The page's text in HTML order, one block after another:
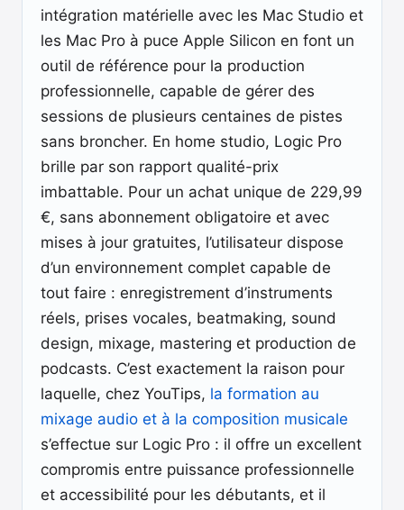
intégration matérielle avec les Mac Studio et
les Mac Pro à puce Apple Silicon en font un
outil de référence pour la production
professionnelle, capable de gérer des
sessions de plusieurs centaines de pistes
sans broncher. En home studio, Logic Pro
brille par son rapport qualité-prix
imbattable. Pour un achat unique de 229,99
€, sans abonnement obligatoire et avec
mises à jour gratuites, l’utilisateur dispose
d’un environnement complet capable de
tout faire : enregistrement d’instruments
réels, prises vocales, beatmaking, sound
design, mixage, mastering et production de
podcasts. C’est exactement la raison pour
laquelle, chez YouTips, la formation au
mixage audio et à la composition musicale
s’effectue sur Logic Pro : il offre un excellent
compromis entre puissance professionnelle
et accessibilité pour les débutants, et il